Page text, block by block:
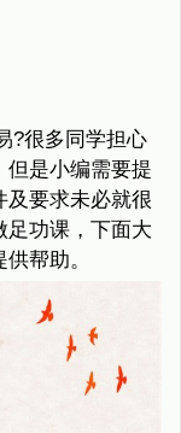
?很多同学担心
但是小编需要提
及要求未必就很
足功课，下面大
帮助。